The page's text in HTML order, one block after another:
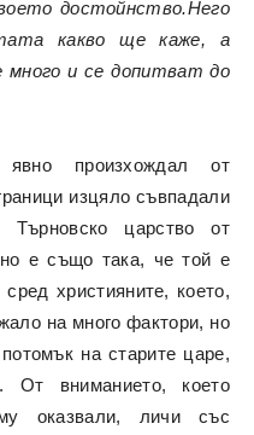
достойнство.Него
какво ще каже, а
и се допитват до
произхождал от
изцяло съвпадали
царство от
е също така, че той е
християните, което,
на много фактори, но
на старите царе,
От вниманието, което
оказвали, личи със